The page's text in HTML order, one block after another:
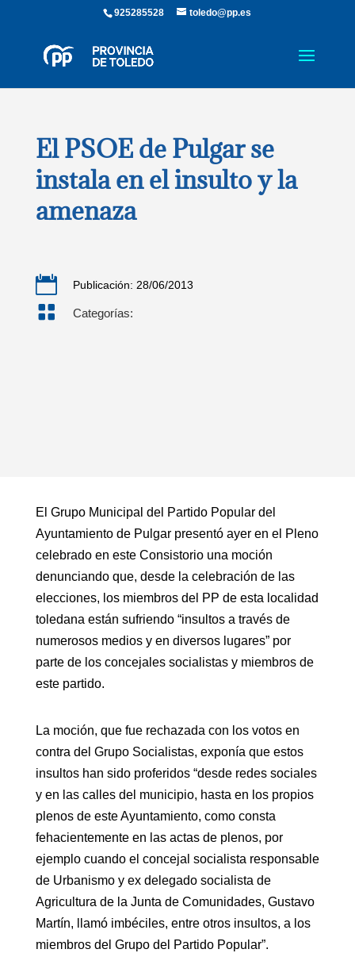
925285528 toledo@pp.es
El PSOE de Pulgar se
instala en el insulto y la
amenaza
 Publicación: 28/06/2013
 Categorías:
El Grupo Municipal del Partido Popular del
Ayuntamiento de Pulgar presentó ayer en el Pleno
celebrado en este Consistorio una moción
denunciando que, desde la celebración de las
elecciones, los miembros del PP de esta localidad
toledana están sufriendo “insultos a través de
numerosos medios y en diversos lugares” por
parte de los concejales socialistas y miembros de
este partido.
La moción, que fue rechazada con los votos en
contra del Grupo Socialistas, exponía que estos
insultos han sido proferidos “desde redes sociales
y en las calles del municipio, hasta en los propios
plenos de este Ayuntamiento, como consta
fehacientemente en las actas de plenos, por
ejemplo cuando el concejal socialista responsable
de Urbanismo y ex delegado socialista de
Agricultura de la Junta de Comunidades, Gustavo
Martín, llamó imbéciles, entre otros insultos, a los
miembros del Grupo del Partido Popular”.